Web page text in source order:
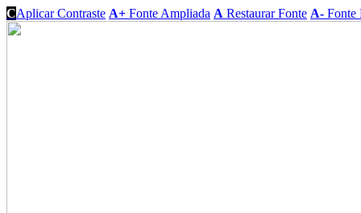
CAplicar Contraste A+ Fonte Ampliada A Restaurar Fonte A- Fonte